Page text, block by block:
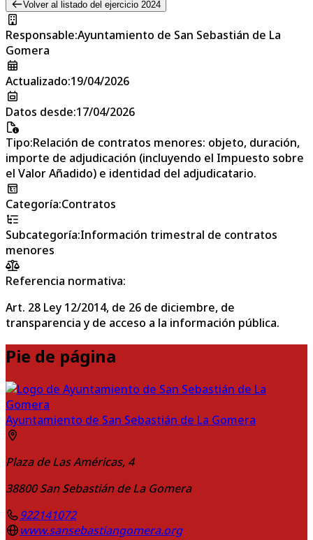
Volver al listado del ejercicio 2024
Responsable:Ayuntamiento de San Sebastián de La
Gomera
Actualizado:19/04/2026
Datos desde:17/04/2026
Tipo:Relación de contratos menores: objeto, duración,
importe de adjudicación (incluyendo el Impuesto sobre
el Valor Añadido) e identidad del adjudicatario.
Categoría:Contratos
Subcategoría:Información trimestral de contratos
menores
Referencia normativa:
Art. 28 Ley 12/2014, de 26 de diciembre, de
transparencia y de acceso a la información pública.
Pie de página
Ayuntamiento de San Sebastián de La Gomera
Plaza de Las Américas, 4
38800 San Sebastián de La Gomera
922141072
www.sansebastiangomera.org